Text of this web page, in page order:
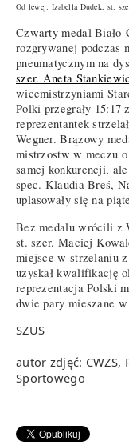
Od lewej: Izabella Dudek, st.
Czwarty medal
rozgrywanej podczas
pneumatycznym na
szer. Aneta
wicemistrzyniami
Polki przegrały 15:17
reprezentantek
Wegner. Brązowy
mistrzostw w meczu
samej konkurencji,
spec. Klaudia Breś,
uplasowały się na
Bez medalu wrócili z
st. szer. Maciej
miejsce w strzelaniu
uzyskał kwalifikację
reprezentacja Polski
dwie pary mieszane
SZUS
autor zdjęć: CWZS,
Sportowego